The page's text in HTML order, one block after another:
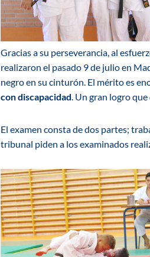
Gracias a su perseverancia, al
realizaron el pasado 9 de julio en
negro en su cinturón. El mérito es
con discapacidad. Un gran logro
El examen consta de dos partes;
tribunal piden a los examinados